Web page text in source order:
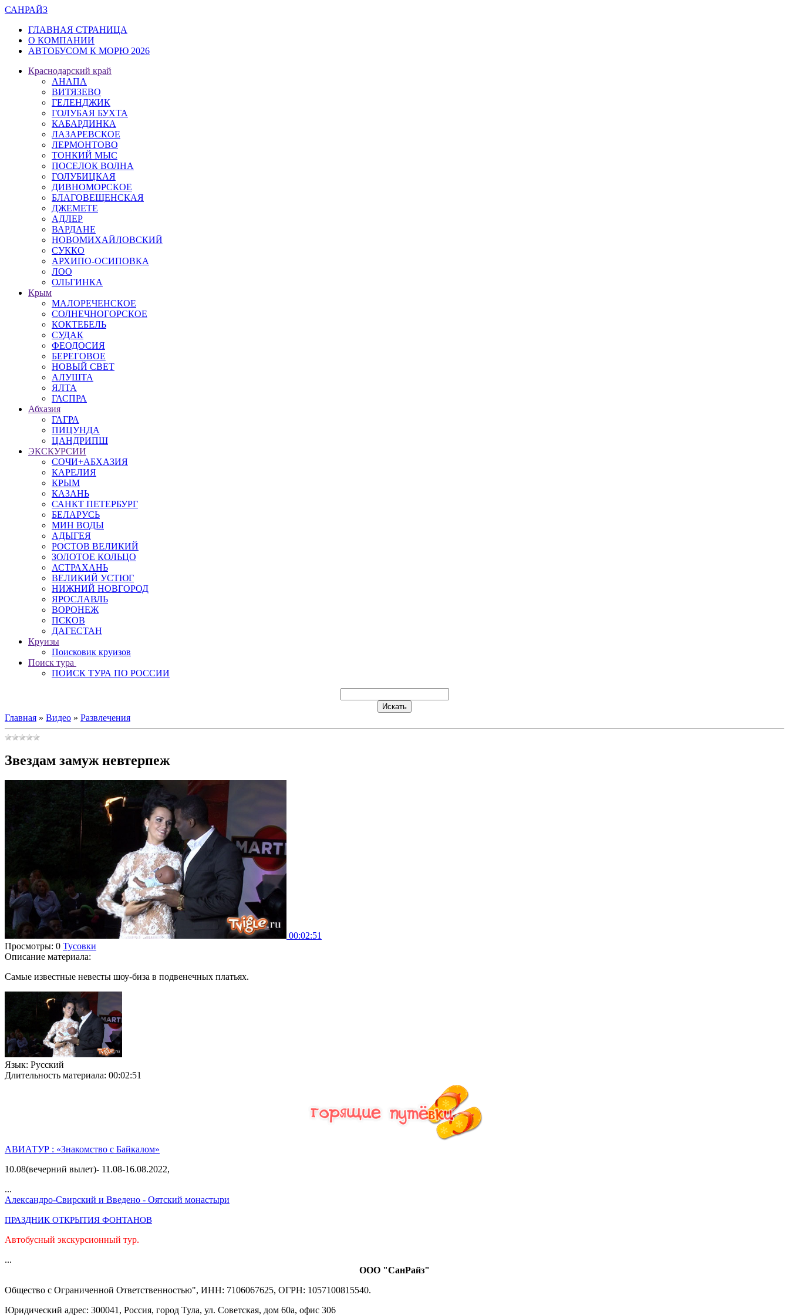
САНРАЙЗ
ГЛАВНАЯ СТРАНИЦА
О КОМПАНИИ
АВТОБУСОМ К МОРЮ 2026
Краснодарский край
АНАПА
ВИТЯЗЕВО
ГЕЛЕНДЖИК
ГОЛУБАЯ БУХТА
КАБАРДИНКА
ЛАЗАРЕВСКОЕ
ЛЕРМОНТОВО
ТОНКИЙ МЫС
ПОСЕЛОК ВОЛНА
ГОЛУБИЦКАЯ
ДИВНОМОРСКОЕ
БЛАГОВЕЩЕНСКАЯ
ДЖЕМЕТЕ
АДЛЕР
ВАРДАНЕ
НОВОМИХАЙЛОВСКИЙ
СУККО
АРХИПО-ОСИПОВКА
ЛОО
ОЛЬГИНКА
Крым
МАЛОРЕЧЕНСКОЕ
СОЛНЕЧНОГОРСКОЕ
КОКТЕБЕЛЬ
СУДАК
ФЕОДОСИЯ
БЕРЕГОВОЕ
НОВЫЙ СВЕТ
АЛУШТА
ЯЛТА
ГАСПРА
Абхазия
ГАГРА
ПИЦУНДА
ЦАНДРИПШ
ЭКСКУРСИИ
СОЧИ+АБХАЗИЯ
КАРЕЛИЯ
КРЫМ
КАЗАНЬ
САНКТ ПЕТЕРБУРГ
БЕЛАРУСЬ
МИН ВОДЫ
АДЫГЕЯ
РОСТОВ ВЕЛИКИЙ
ЗОЛОТОЕ КОЛЬЦО
АСТРАХАНЬ
ВЕЛИКИЙ УСТЮГ
НИЖНИЙ НОВГОРОД
ЯРОСЛАВЛЬ
ВОРОНЕЖ
ПСКОВ
ДАГЕСТАН
Круизы
Поисковик круизов
Поиск тура
ПОИСК ТУРА ПО РОССИИ
Главная » Видео » Развлечения
Звездам замуж невтерпеж
00:02:51
Просмотры: 0 Тусовки
Описание материала:
Cамые известные невесты шоу-биза в подвенечных платьях.
Язык: Русский
Длительность материала: 00:02:51
АВИАТУР : «Знакомство с Байкалом»
10.08(вечерний вылет)- 11.08-16.08.2022,
...
Александро-Свирский и Введено - Оятский монастыри
ПРАЗДНИК ОТКРЫТИЯ ФОНТАНОВ
Автобусный экскурсионный тур.
...
ООО "СанРайз"
Общество с Ограниченной Ответственностью", ИНН: 7106067625, ОГРН: 1057100815540.
Юридический адрес: 300041, Россия, город Тула, ул. Советская, дом 60а, офис 306